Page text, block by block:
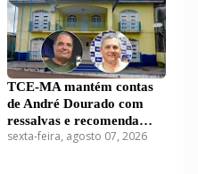
TCE-MA mantém contas
de André Dourado com
ressalvas e recomenda
desaprovação das contas
sexta-feira, agosto 07, 2026